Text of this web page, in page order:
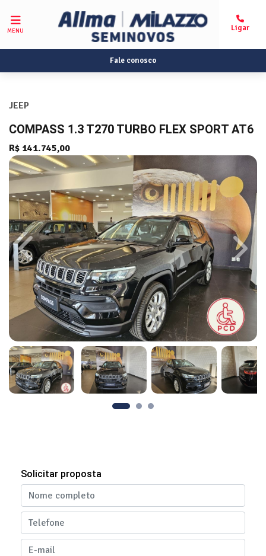
MENU
Fale conosco
JEEP
COMPASS 1.3 T270 TURBO FLEX SPORT AT6
R$ 141.745,00
Previous Next
Solicitar proposta